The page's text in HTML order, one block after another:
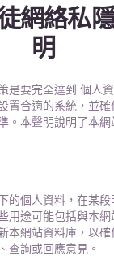
網絡私
明
是要完全達到 個人
置合適的系統，並
。本聲明說明了本
的個人資料，在某
用途可能包括與本
本網站資料庫，以
查詢或回應意見。